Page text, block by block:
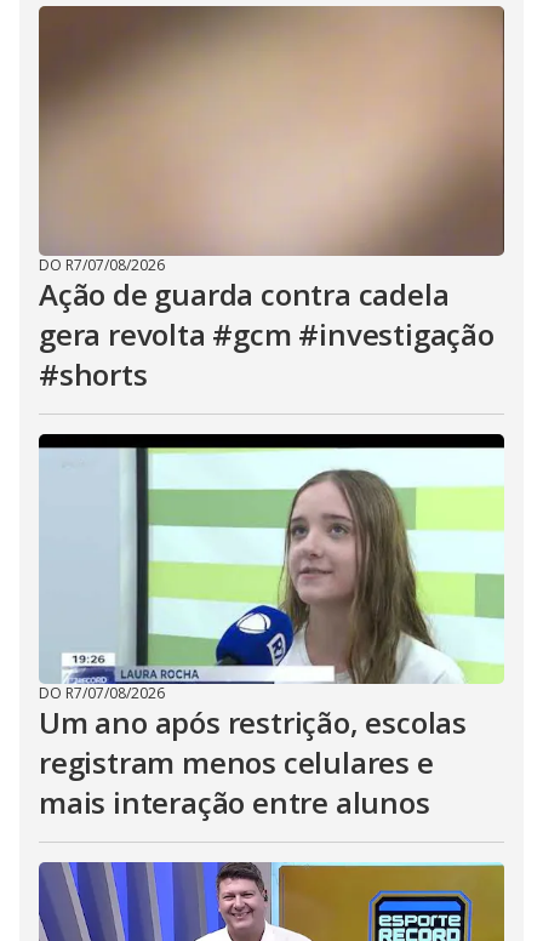
DO R7/07/08/2026
Ação de guarda contra cadela
gera revolta #gcm #investigação
#shorts
DO R7/07/08/2026
Um ano após restrição, escolas
registram menos celulares e
mais interação entre alunos